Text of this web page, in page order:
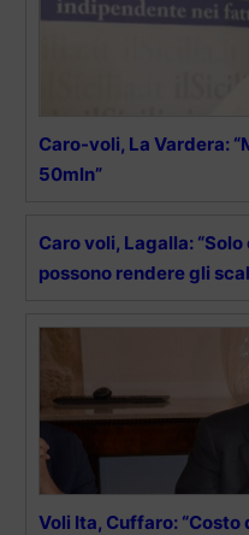
Caro-voli, La Vardera:
50mln”
Caro voli, Lagalla:
possono rendere gli
Voli Ita, Cuffaro: